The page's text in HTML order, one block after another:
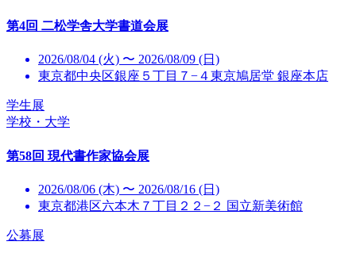
第4回 二松学舎大学書道会展
2026/08/04 (火) 〜 2026/08/09 (日)
東京都中央区銀座５丁目７−４東京鳩居堂 銀座本店
学生展
学校・大学
第58回 現代書作家協会展
2026/08/06 (木) 〜 2026/08/16 (日)
東京都港区六本木７丁目２２−２ 国立新美術館
公募展